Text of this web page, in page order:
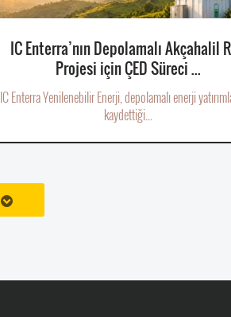
IC Enterra’nın Depolamalı Akçahalil
Projesi için ÇED Süreci ...
IC Enterra Yenilenebilir Enerji, depolamalı enerji
kaydettiği...